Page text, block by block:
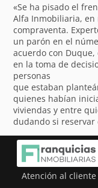
«Se ha pisado el
Alfa Inmobiliaria, en
compraventa.
un parón en el
acuerdo con
en la toma de
personas
que estaban
quienes habían
viviendas y entre
dudando si reservar
Atención al cliente